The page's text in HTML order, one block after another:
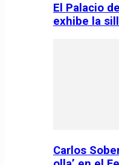
El Palacio
exhibe la
Carlos